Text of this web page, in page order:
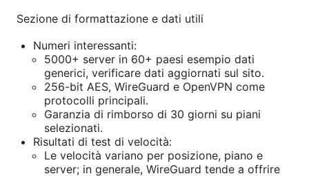
Sezione di formattazione e dati utili
Numeri interessanti:
5000+ server in 60+ paesi esempio dati
generici, verificare dati aggiornati sul sito.
256-bit AES, WireGuard e OpenVPN come
protocolli principali.
Garanzia di rimborso di 30 giorni su piani
selezionati.
Risultati di test di velocità:
Le velocità variano per posizione, piano e
server; in generale, WireGuard tende a offrire